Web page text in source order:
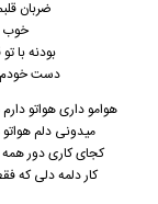
ضربان
خوب
بودنه با
دست خودم
هوامو داری هواتو
میدونی دلم هواتو
کجای کاری دور
کار دلمه دلی که